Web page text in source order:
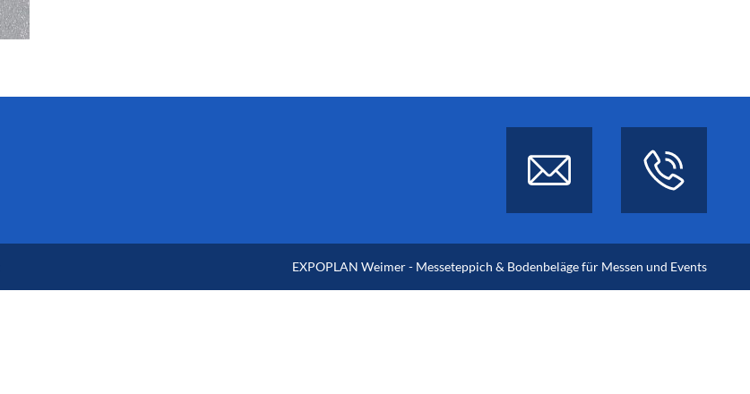
EXPOPLAN Weimer - Messeteppich & Bodenbeläge für Messen und Events